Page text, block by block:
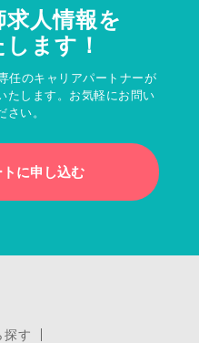
人情報を
ます！
任のキャリアパートナーが
たします。お気軽にお問い
さい。
に申し込む
探す